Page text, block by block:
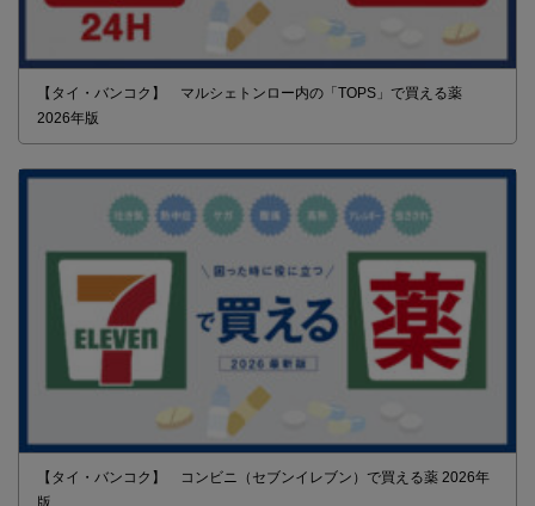
【タイ・バンコク】 マルシェトンロー内の「TOPS」で買える薬
2026年版
【タイ・バンコク】 コンビニ（セブンイレブン）で買える薬 2026年
版